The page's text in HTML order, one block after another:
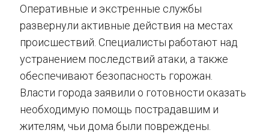
Оперативные и экстренные службы
развернули активные действия на местах
происшествий. Специалисты работают над
устранением последствий атаки, а также
обеспечивают безопасность горожан.
Власти города заявили о готовности оказать
необходимую помощь пострадавшим и
жителям, чьи дома были повреждены.